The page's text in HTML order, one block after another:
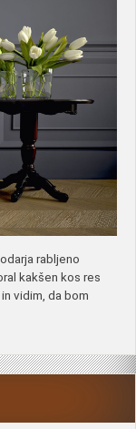
rabljeno
kakšen kos res
vidim, da bom